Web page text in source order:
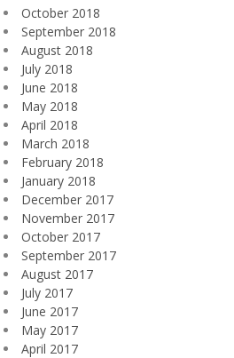
October 2018
September 2018
August 2018
July 2018
June 2018
May 2018
April 2018
March 2018
February 2018
January 2018
December 2017
November 2017
October 2017
September 2017
August 2017
July 2017
June 2017
May 2017
April 2017